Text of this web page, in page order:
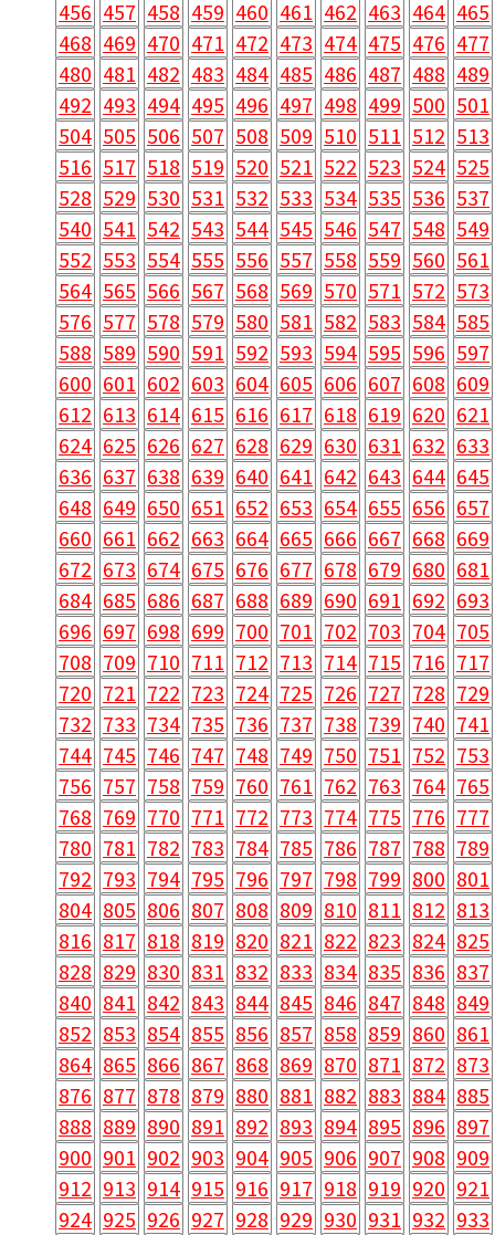
456 457 458 459 460 461 462 463 464 465
468 469 470 471 472 473 474 475 476 477
480 481 482 483 484 485 486 487 488 489
492 493 494 495 496 497 498 499 500 501
504 505 506 507 508 509 510 511 512 513
516 517 518 519 520 521 522 523 524 525
528 529 530 531 532 533 534 535 536 537
540 541 542 543 544 545 546 547 548 549
552 553 554 555 556 557 558 559 560 561
564 565 566 567 568 569 570 571 572 573
576 577 578 579 580 581 582 583 584 585
588 589 590 591 592 593 594 595 596 597
600 601 602 603 604 605 606 607 608 609
612 613 614 615 616 617 618 619 620 621
624 625 626 627 628 629 630 631 632 633
636 637 638 639 640 641 642 643 644 645
648 649 650 651 652 653 654 655 656 657
660 661 662 663 664 665 666 667 668 669
672 673 674 675 676 677 678 679 680 681
684 685 686 687 688 689 690 691 692 693
696 697 698 699 700 701 702 703 704 705
708 709 710 711 712 713 714 715 716 717
720 721 722 723 724 725 726 727 728 729
732 733 734 735 736 737 738 739 740 741
744 745 746 747 748 749 750 751 752 753
756 757 758 759 760 761 762 763 764 765
768 769 770 771 772 773 774 775 776 777
780 781 782 783 784 785 786 787 788 789
792 793 794 795 796 797 798 799 800 801
804 805 806 807 808 809 810 811 812 813
816 817 818 819 820 821 822 823 824 825
828 829 830 831 832 833 834 835 836 837
840 841 842 843 844 845 846 847 848 849
852 853 854 855 856 857 858 859 860 861
864 865 866 867 868 869 870 871 872 873
876 877 878 879 880 881 882 883 884 885
888 889 890 891 892 893 894 895 896 897
900 901 902 903 904 905 906 907 908 909
912 913 914 915 916 917 918 919 920 921
924 925 926 927 928 929 930 931 932 933